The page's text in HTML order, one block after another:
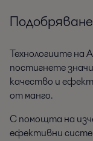
Технологиите на
постигнете
качество и
от манго.
С помощта на
ефективни